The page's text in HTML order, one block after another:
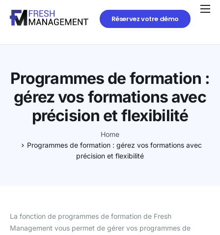
Réservez votre démo
Programmes de formation :
gérez vos formations avec
précision et flexibilité
Home
Programmes de formation : gérez vos formations avec
précision et flexibilité
La fonction de programmes de formation de Fresh
Management vous permet de gérer vos programmes de